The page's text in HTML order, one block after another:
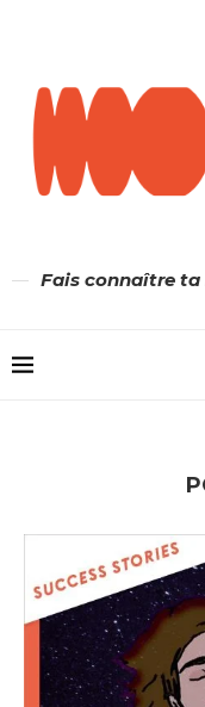
Fais connaître ta